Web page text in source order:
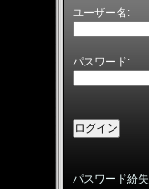
ユーザー名:
パスワード:
パスワード紛失